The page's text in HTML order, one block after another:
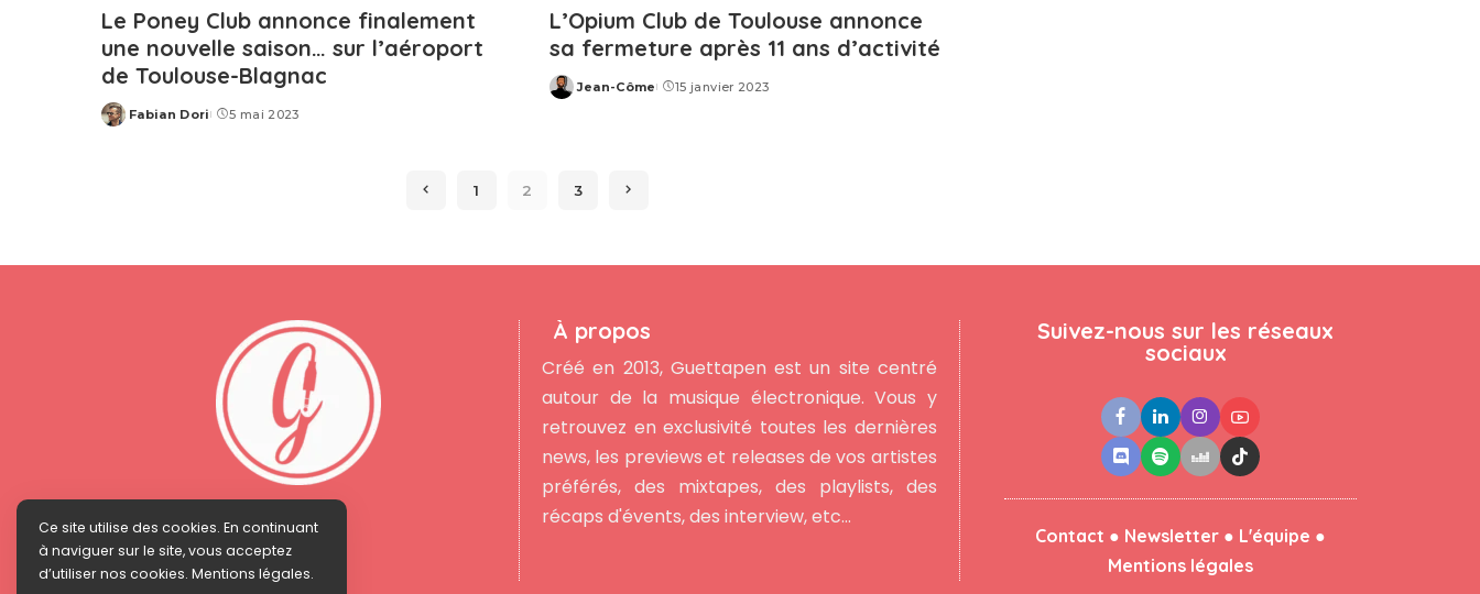
Le Poney Club annonce finalement
une nouvelle saison… sur l’aéroport
de Toulouse-Blagnac
Posted
Fabian Dori 5 mai 2023
L’Opium Club de Toulouse annonce
sa fermeture après 11 ans d’activité
Posted
Jean-Côme 15 janvier 2023
1 2 3
À propos
Créé en 2013, Guettapen est un site centré
autour de la musique électronique. Vous y
retrouvez en exclusivité toutes les dernières
news, les previews et releases de vos artistes
préférés, des mixtapes, des playlists, des
récaps d'évents, des interview, etc...
Suivez-nous sur les réseaux
sociaux
Contact ● Newsletter ● L'équipe ●
Mentions légales
Ce site utilise des cookies. En continuant
à naviguer sur le site, vous acceptez
d’utiliser nos cookies. Mentions légales.